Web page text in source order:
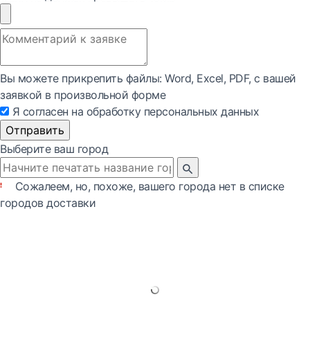
Вы можете прикрепить файлы: Word, Exсel, PDF, с вашей
заявкой в произвольной форме
Я согласен на обработку персональных данных
Отправить
Выберите ваш город
Сожалеем, но, похоже, вашего города нет в списке
городов доставки